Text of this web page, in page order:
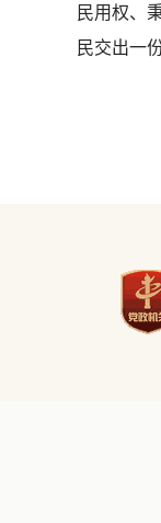
民用权、
民交出一